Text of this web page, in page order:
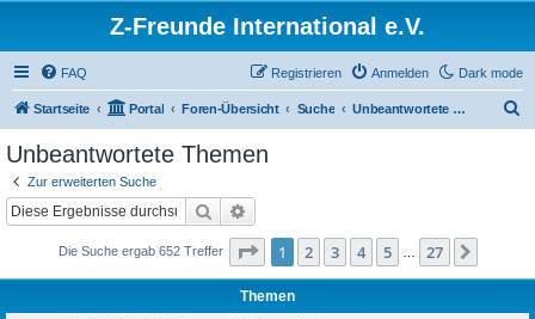
Z-Freunde International e.V.
Dark mode
FAQ Anmelden
Registrieren
Startseite Portal Foren-Übersicht Suche Unbeantwortete Themen
Unbeantwortete Themen
Zur erweiterten Suche
Suche
Die Suche ergab 652 Treffer Seite 1von 27
1 2 3 4 5 27
Themen